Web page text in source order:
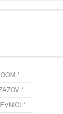
*
*
*